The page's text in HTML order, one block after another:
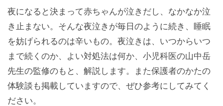
夜になると決まって赤ちゃんが泣きだし、なかなか泣
き止まない。そんな夜泣きが毎日のように続き、睡眠
を妨げられるのは辛いもの。夜泣きは、いつからいつ
まで続くのか、よい対処法は何か、小児科医の山中岳
先生の監修のもと、解説します。また保護者のかたの
体験談も掲載していますので、ぜひ参考にしてみてく
ださい。